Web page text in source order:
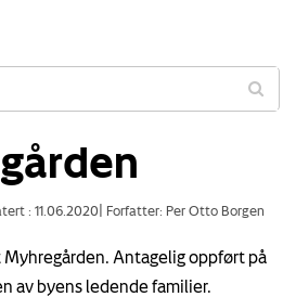
: 11.06.2020 Forfatter: Per Otto Borgen
Myhregården. Antagelig oppført på
av byens ledende familier.